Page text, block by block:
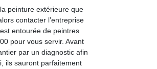
peinture extérieure que
contacter l’entreprise
entourée de peintres
pour vous servir. Avant
par un diagnostic afin
ils sauront parfaitement